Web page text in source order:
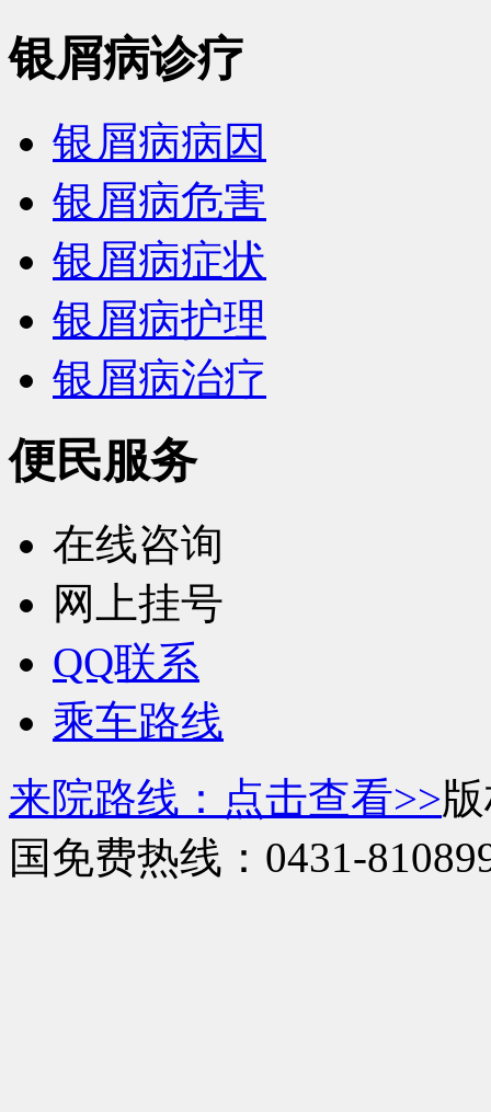
银屑病诊疗
银屑病病因
银屑病危害
银屑病症状
银屑病护理
银屑病治疗
便民服务
在线咨询
网上挂号
QQ联系
乘车路线
来院路线：点击查看>>
国免费热线：0431-